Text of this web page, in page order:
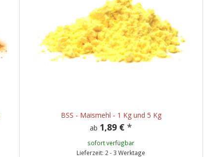
BSS - Maismehl - 1 Kg und 5 Kg
ab 1,89 € *
sofort verfügbar
Lieferzeit: 2 - 3 Werktage